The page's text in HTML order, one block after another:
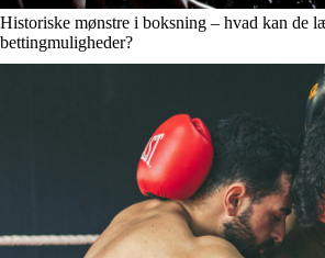
Historiske mønstre i boksning – hvad kan de
bettingmuligheder?